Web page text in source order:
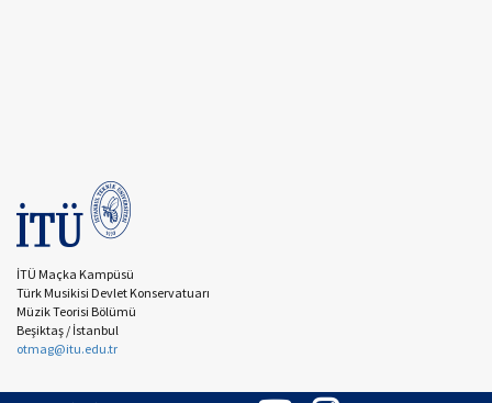
İTÜ Maçka Kampüsü
Türk Musikisi Devlet Konservatuarı
Müzik Teorisi Bölümü
Beşiktaş / İstanbul
otmag@itu.edu.tr